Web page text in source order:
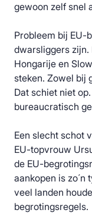
gewoon zelf snel
Probleem bij EU-
dwarsliggers zijn.
Hongarije en
steken. Zowel bij
Dat schiet niet
bureaucratisch
Een slecht schot
EU-topvrouw
de EU-
aankopen is
veel landen
begrotingsregels.